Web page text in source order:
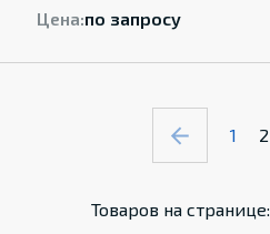
Цена:по запросу
1 2
Товаров на странице: